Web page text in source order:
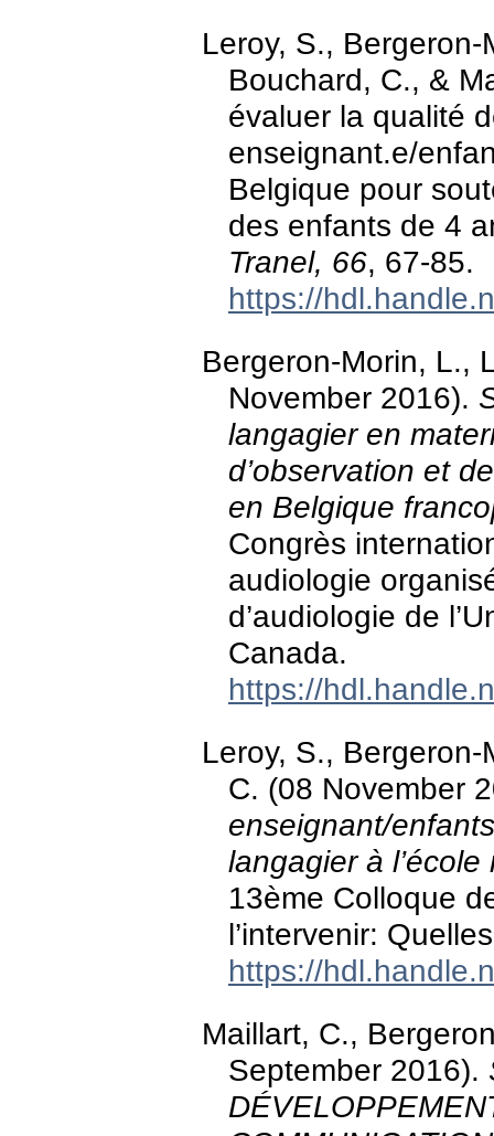
Leroy, S.,
Bouchard, C., &
évaluer la qualité
enseignant.e/
Belgique pour
des enfants de 4
Tranel, 66, 67-85.
https://
Bergeron-Morin, L.,
November 2016).
langagier en
d’observation et
en Belgique
Congrès
audiologie
d’audiologie de
Canada.
https://
Leroy, S.,
C. (08 November
enseignant/
langagier à l’école
13ème Colloque
l’intervenir:
https://
Maillart, C.,
September 2016).